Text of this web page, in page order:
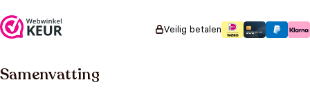
Veilig betalen
Samenvatting